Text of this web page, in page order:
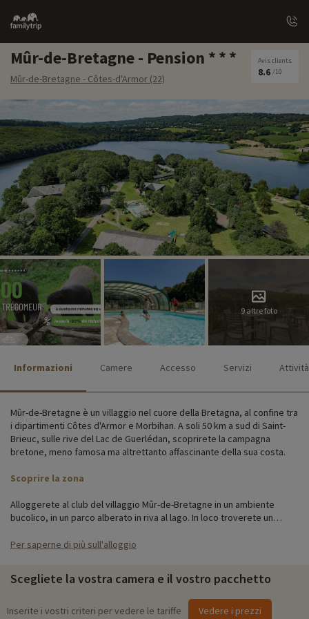
Family
trip
Mûr-de-Bretagne - Pension
Mûr-de-Bretagne - Côtes-d'Armor (22)
Avis clients
8.6 /10
9 altre foto
Informazioni Camere Accesso Servizi Attività
Mûr-de-Bretagne è un villaggio nel cuore della Bretagna, al confine tra
i dipartimenti Côtes d'Armor e Morbihan. A soli 50 km a sud di Saint-
Brieuc, sulle rive del Lac de Guerlédan, scoprirete la campagna
bretone, meno famosa ma altrettanto affascinante della sua costa.
Scoprire la zona
Alloggerete al club del villaggio Mûr-de-Bretagne in un ambiente
bucolico, in un parco alberato in riva al lago. In loco troverete un
campo sportivo, un'area per le bocce e un ristorante.
per una vacanza in stile hotel o una villa per avere più spazio. Le
camere si trovano in un edificio a due piani, mentre le ville sono
sparse per il terreno.
Per saperne di più sull'alloggio
Scegliete la vostra camera e il vostro pacchetto
Inserite i vostri criteri per vedere le tariffe Vedere i prezzi